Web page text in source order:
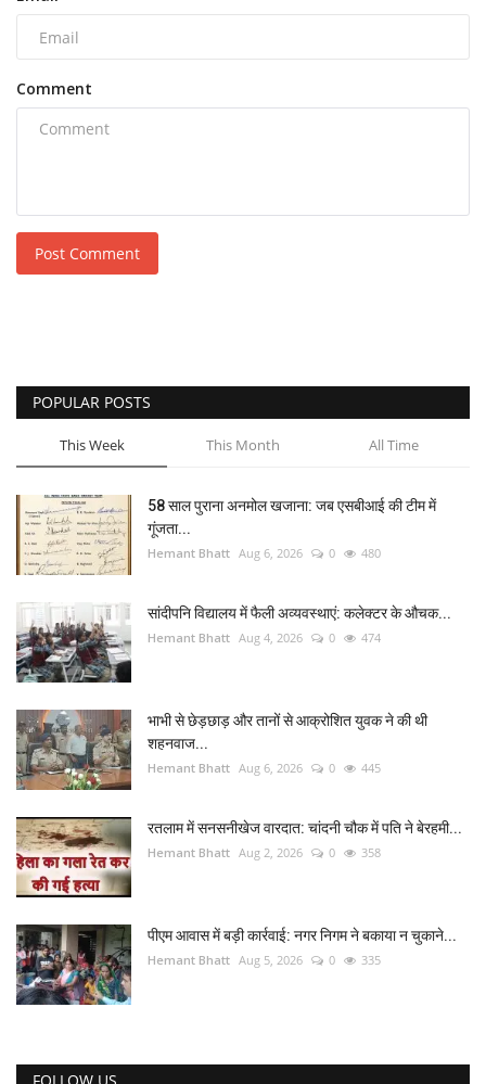
Comment
Post Comment
POPULAR POSTS
This Week This Month All Time
58 साल पुराना अनमोल खजाना: जब एसबीआई की टीम में
गूंजता...
Hemant Bhatt Aug 6, 2026 0 480
सांदीपनि विद्यालय में फैली अव्यवस्थाएं: कलेक्टर के औचक...
Hemant Bhatt Aug 4, 2026 0 474
भाभी से छेड़छाड़ और तानों से आक्रोशित युवक ने की थी
शहनवाज...
Hemant Bhatt Aug 6, 2026 0 445
रतलाम में सनसनीखेज वारदात: चांदनी चौक में पति ने बेरहमी...
Hemant Bhatt Aug 2, 2026 0 358
पीएम आवास में बड़ी कार्रवाई: नगर निगम ने बकाया न चुकाने...
Hemant Bhatt Aug 5, 2026 0 335